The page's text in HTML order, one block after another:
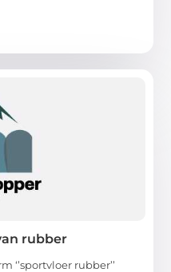
rubber
‘’sportvloer rubber’’